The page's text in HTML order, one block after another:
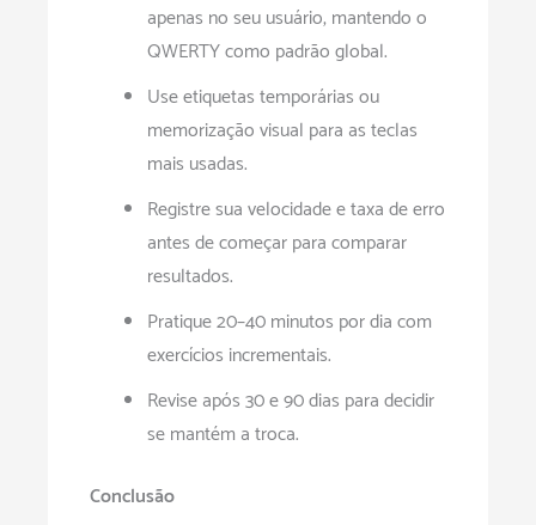
apenas no seu usuário, mantendo o
QWERTY como padrão global.
Use etiquetas temporárias ou
memorização visual para as teclas
mais usadas.
Registre sua velocidade e taxa de erro
antes de começar para comparar
resultados.
Pratique 20–40 minutos por dia com
exercícios incrementais.
Revise após 30 e 90 dias para decidir
se mantém a troca.
Conclusão